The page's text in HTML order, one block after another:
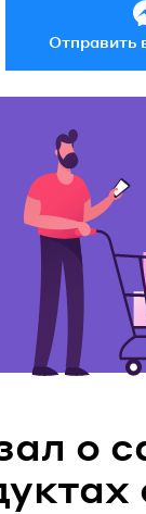
Отправить
о